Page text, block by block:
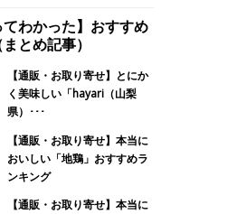
てわかった】おすすめ
とめ記事）
【通販・お取り寄せ】とにか
く美味しい「hayari（山梨
県）･･･
【通販・お取り寄せ】本当に
おいしい「地鶏」おすすめラ
ンキング
【通販・お取り寄せ】本当に